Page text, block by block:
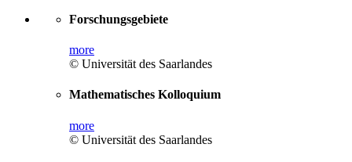
Forschungsgebiete
more
© Universität des Saarlandes
Mathematisches Kolloquium
more
© Universität des Saarlandes